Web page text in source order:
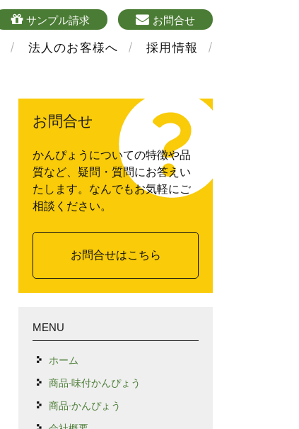
法人のお客様へ 採用情報
sample
サンプル請求 mailform
お問合せ
お問合せ
かんぴょうについての特徴や品
質など、疑問・質問にお答えい
たします。なんでもお気軽にご
相談ください。
お問合せはこちら
MENU
ホーム
商品-味付かんぴょう
商品-かんぴょう